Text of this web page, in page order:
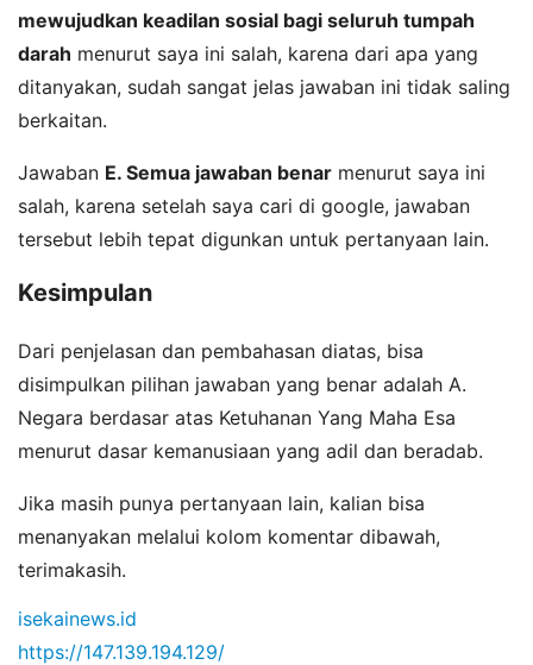
mewujudkan keadilan sosial bagi seluruh tumpah
darah menurut saya ini salah, karena dari apa yang
ditanyakan, sudah sangat jelas jawaban ini tidak saling
berkaitan.
Jawaban E. Semua jawaban benar menurut saya ini
salah, karena setelah saya cari di google, jawaban
tersebut lebih tepat digunkan untuk pertanyaan lain.
Kesimpulan
Dari penjelasan dan pembahasan diatas, bisa
disimpulkan pilihan jawaban yang benar adalah A.
Negara berdasar atas Ketuhanan Yang Maha Esa
menurut dasar kemanusiaan yang adil dan beradab.
Jika masih punya pertanyaan lain, kalian bisa
menanyakan melalui kolom komentar dibawah,
terimakasih.
isekainews.id
https://147.139.194.129/